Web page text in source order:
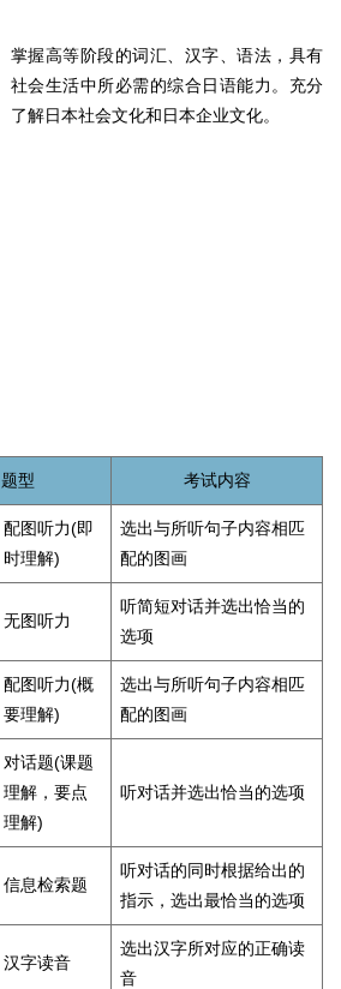
掌握高等阶段的词汇、汉字、语法，具有
社会生活中所必需的综合日语能力。充分
了解日本社会文化和日本企业文化。
题型 考试内容
配图听力(即
时理解)
选出与所听句子内容相匹
配的图画
无图听力
听简短对话并选出恰当的
选项
配图听力(概
要理解)
选出与所听句子内容相匹
配的图画
对话题(课题
理解，要点
理解)
听对话并选出恰当的选项
信息检索题
听对话的同时根据给出的
指示，选出最恰当的选项
汉字读音
选出汉字所对应的正确读
音